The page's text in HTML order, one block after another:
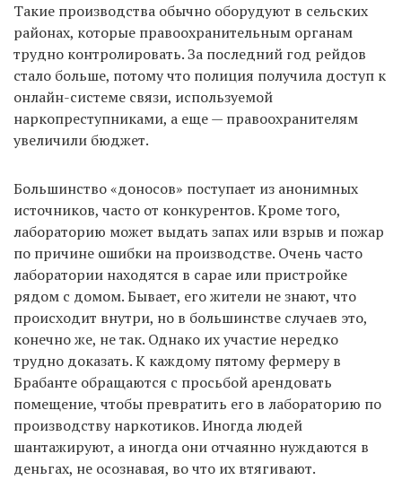
Такие производства обычно оборудуют в сельских
районах, которые правоохранительным органам
трудно контролировать. За последний год рейдов
стало больше, потому что полиция получила доступ к
онлайн-системе связи, используемой
наркопреступниками, а еще — правоохранителям
увеличили бюджет.
Большинство «доносов» поступает из анонимных
источников, часто от конкурентов. Кроме того,
лабораторию может выдать запах или взрыв и пожар
по причине ошибки на производстве. Очень часто
лаборатории находятся в сарае или пристройке
рядом с домом. Бывает, его жители не знают, что
происходит внутри, но в большинстве случаев это,
конечно же, не так. Однако их участие нередко
трудно доказать. К каждому пятому фермеру в
Брабанте обращаются с просьбой арендовать
помещение, чтобы превратить его в лабораторию по
производству наркотиков. Иногда людей
шантажируют, а иногда они отчаянно нуждаются в
деньгах, не осознавая, во что их втягивают.